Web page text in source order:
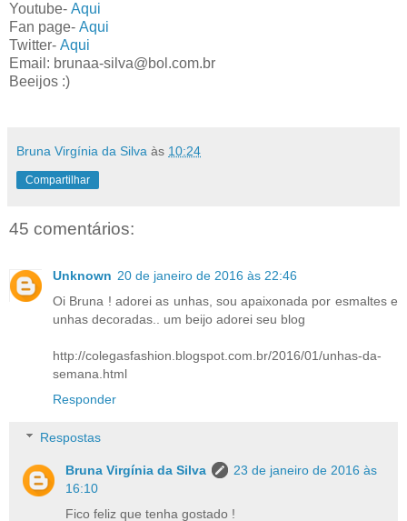
Youtube- Aqui
Fan page- Aqui
Twitter- Aqui
Email: brunaa-silva@bol.com.br
Beeijos :)
Bruna Virgínia da Silva às 10:24
Compartilhar
45 comentários:
Unknown 20 de janeiro de 2016 às 22:46
Oi Bruna ! adorei as unhas, sou apaixonada por esmaltes e
unhas decoradas.. um beijo adorei seu blog
http://colegasfashion.blogspot.com.br/2016/01/unhas-da-
semana.html
Responder
Respostas
Bruna Virgínia da Silva
23 de janeiro de 2016 às
16:10
Fico feliz que tenha gostado !